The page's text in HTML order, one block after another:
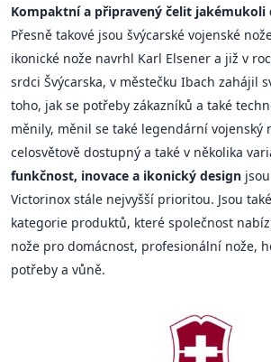
Kompaktní a připravený čelit
Přesně takové jsou švýcarské vojenské
ikonické nože navrhl Karl Elsener a již v
srdci Švýcarska, v městečku Ibach zahájil
toho, jak se potřeby zákazníků a také
měnily, měnil se také legendární vojenský
celosvětově dostupný a také v několika
funkčnost, inovace a ikonický design
Victorinox stále nejvyšší prioritou. Jsou
kategorie produktů, které společnost
nože pro domácnost, profesionální nože,
potřeby a vůně.